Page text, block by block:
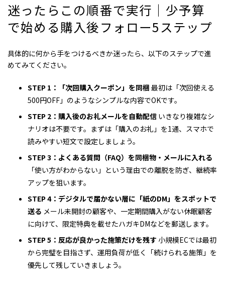
迷ったらこの順番で実行｜少予算
で始める購入後フォロー5ステップ
具体的に何から手をつけるべきか迷ったら、以下のステップで進
めてみてください。
STEP 1：「次回購入クーポン」を同梱 最初は「次回使える
500円OFF」のようなシンプルな内容でOKです。
STEP 2：購入後のお礼メールを自動配信 いきなり複雑なシ
ナリオは不要です。まずは「購入のお礼」を1通、スマホで
読みやすい短文で設定しましょう。
STEP 3：よくある質問（FAQ）を同梱物・メールに入れる
「使い方がわからない」という理由での離脱を防ぎ、継続率
アップを狙います。
STEP 4：デジタルで届かない層に「紙のDM」をスポットで
送る メール未開封の顧客や、一定期間購入がない休眠顧客
に向けて、限定特典を載せたハガキDMなどを郵送します。
STEP 5：反応が良かった施策だけを残す 小規模ECでは最初
から完璧を目指さず、運用負荷が低く「続けられる施策」を
優先して残していきましょう。